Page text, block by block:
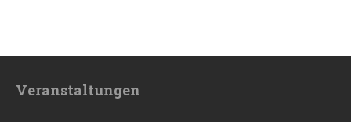
Veranstaltungen